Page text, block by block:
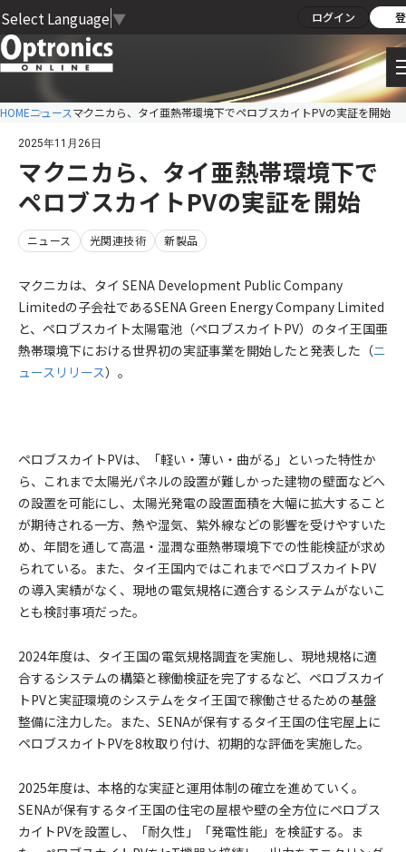
Select Language ▼ ログイン
HOMEニュースマクニカら、タイ亜熱帯環境下でペロブスカイトPVの実証を開始
2025年11月26日
マクニカら、タイ亜熱帯環境下で
ペロブスカイトPVの実証を開始
ニュース 光関連技術 新製品
マクニカは、タイ SENA Development Public Company
Limitedの子会社であるSENA Green Energy Company Limited
と、ペロブスカイト太陽電池（ペロブスカイトPV）のタイ王国亜
熱帯環境下における世界初の実証事業を開始したと発表した（ニ
ュースリリース）。
ペロブスカイトPVは、「軽い・薄い・曲がる」といった特性か
ら、これまで太陽光パネルの設置が難しかった建物の壁面などへ
の設置を可能にし、太陽光発電の設置面積を大幅に拡大すること
が期待される一方、熱や湿気、紫外線などの影響を受けやすいた
め、年間を通して高温・湿潤な亜熱帯環境下での性能検証が求め
られている。また、タイ王国内ではこれまでペロブスカイトPV
の導入実績がなく、現地の電気規格に適合するシステムがないこ
とも検討事項だった。
2024年度は、タイ王国の電気規格調査を実施し、現地規格に適
合するシステムの構築と稼働検証を完了するなど、ペロブスカイ
トPVと実証環境のシステムをタイ王国で稼働させるための基盤
整備に注力した。また、SENAが保有するタイ王国の住宅屋上に
ペロブスカイトPVを8枚取り付け、初期的な評価を実施した。
2025年度は、本格的な実証と運用体制の確立を進めていく。
SENAが保有するタイ王国の住宅の屋根や壁の全方位にペロブス
カイトPVを設置し、「耐久性」「発電性能」を検証する。ま